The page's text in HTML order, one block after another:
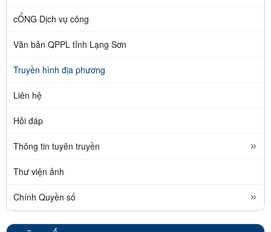
cỔNG Dịch vụ công
Văn bản QPPL tỉnh Lạng Sơn
Truyền hình địa phương
Liên hệ
Hỏi đáp
Thông tin tuyên truyền
Thư viện ảnh
Chính Quyền số